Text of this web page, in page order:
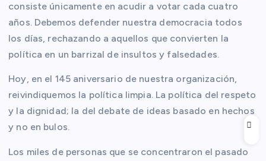
consiste únicamente en acudir a votar cada cuatro
años. Debemos defender nuestra democracia todos
los días, rechazando a aquellos que convierten la
política en un barrizal de insultos y falsedades.
Hoy, en el 145 aniversario de nuestra organización,
reivindiquemos la política limpia. La política del respeto
y la dignidad; la del debate de ideas basado en hechos
y no en bulos.
Los miles de personas que se concentraron el pasado